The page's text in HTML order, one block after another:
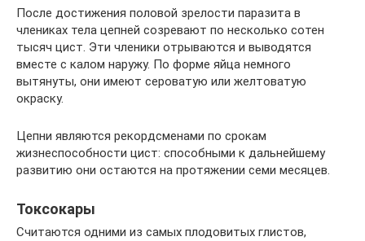
После достижения половой зрелости паразита в
члениках тела цепней созревают по несколько сотен
тысяч цист. Эти членики отрываются и выводятся
вместе с калом наружу. По форме яйца немного
вытянуты, они имеют сероватую или желтоватую
окраску.
Цепни являются рекордсменами по срокам
жизнеспособности цист: способными к дальнейшему
развитию они остаются на протяжении семи месяцев.
Токсокары
Считаются одними из самых плодовитых глистов,